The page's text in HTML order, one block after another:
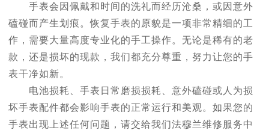
手表会因佩戴和时间的洗礼而经历沧桑，或因意外
磕碰而产生划痕。恢复手表的原貌是一项非常精细的工
作，需要大量高度专业化的手工操作。无论是稀有的老
款，还是损坏的现款，我们都充分尊重，努力让您的手
表干净如新。
电池损耗、手表日常磨损损耗、意外磕碰或人为损
坏手表配件都会影响手表的正常运行和美观。如果您的
手表出现上述任何问题，请交给我们法穆兰维修服务中